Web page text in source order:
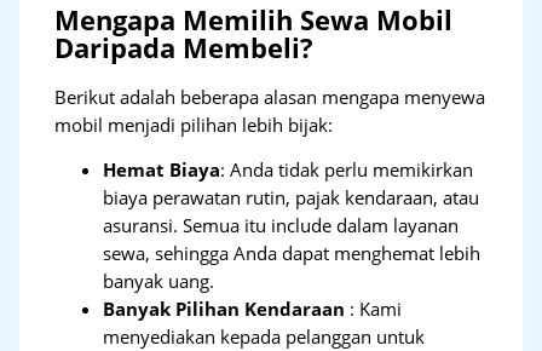
Mengapa Memilih Sewa Mobil
Daripada Membeli?
Berikut adalah beberapa alasan mengapa menyewa
mobil menjadi pilihan lebih bijak:
Hemat Biaya: Anda tidak perlu memikirkan
biaya perawatan rutin, pajak kendaraan, atau
asuransi. Semua itu include dalam layanan
sewa, sehingga Anda dapat menghemat lebih
banyak uang.
Banyak Pilihan Kendaraan : Kami
menyediakan kepada pelanggan untuk